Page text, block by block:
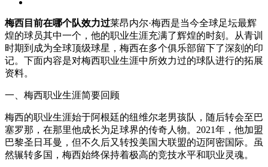
梅西目前在哪个队效力过莱昂内尔·梅西是当今全球足坛最辉
煌的球员其中一个，他的职业生涯充满了辉煌的时刻。从青训
时期到成为全球顶级球星，梅西在多个俱乐部留下了深刻的印
记。下面内容是对梅西职业生涯中所效力过的球队进行的拓展
资料。
一、梅西职业生涯简要回顾
梅西的职业生涯始于阿根廷的纽维尔老男孩队，随后转会至巴
塞罗那，在那里他成长为足球界的传奇人物。2021年，他加盟
巴黎圣日耳曼，但不久后又转投美国大联盟的迈阿密国际。虽
然辗转多国，梅西始终保持着极高的竞技水平和职业灵魂。